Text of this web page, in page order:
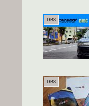
DB8
DB8